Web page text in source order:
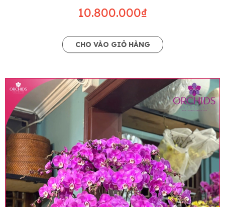
10.800.000₫
CHO VÀO GIỎ HÀNG